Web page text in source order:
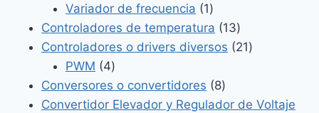
producto
Variador de frecuencia 11
producto
Controladores de temperatura 1313
productos
Controladores o drivers diversos 2121
PWM 44
productos
Conversores o convertidores 88
productos
Convertidor Elevador y Regulador de Voltaje